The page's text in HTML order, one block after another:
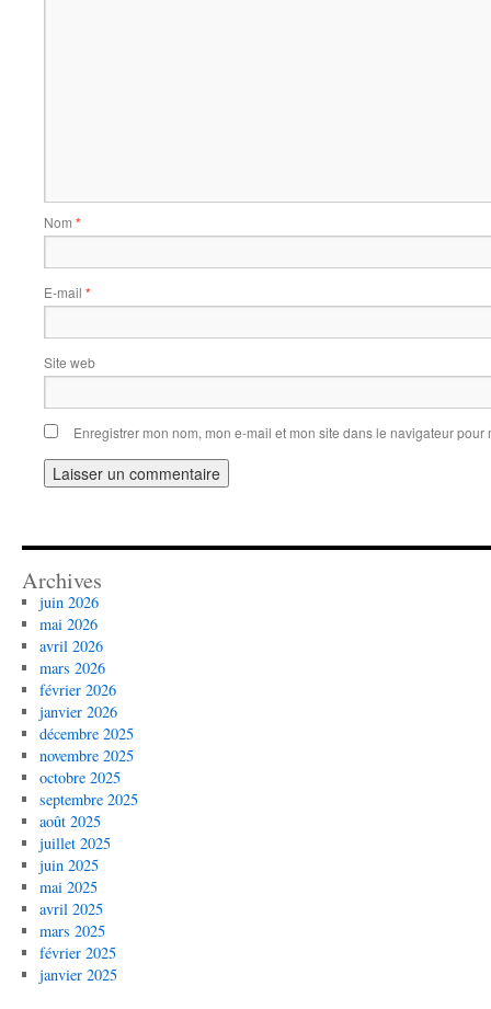
Nom *
E-mail *
Site web
Enregistrer mon nom, mon e-mail et mon site dans le navigateur
Archives
juin 2026
mai 2026
avril 2026
mars 2026
février 2026
janvier 2026
décembre 2025
novembre 2025
octobre 2025
septembre 2025
août 2025
juillet 2025
juin 2025
mai 2025
avril 2025
mars 2025
février 2025
janvier 2025